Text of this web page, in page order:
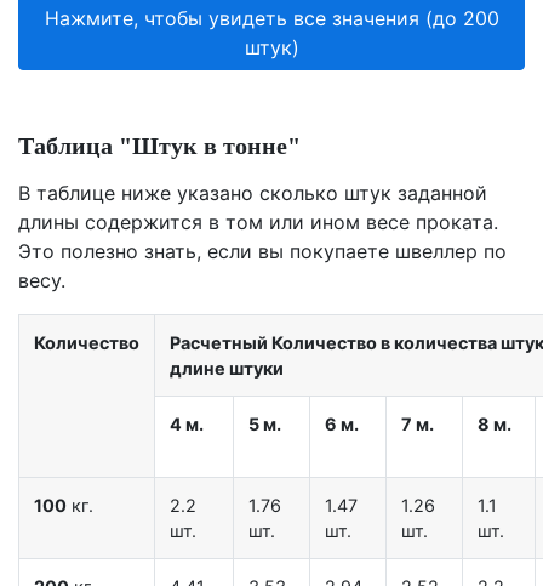
Нажмите, чтобы увидеть все значения (до 200
штук)
Таблица "Штук в тонне"
В таблице ниже указано сколько штук заданной
длины содержится в том или ином весе проката.
Это полезно знать, если вы покупаете швеллер по
весу.
Количество
Расчетный Количество в количества
длине штуки
4 м. 5 м. 6 м. 7 м. 8 м.
100 кг.
2.2
шт.
1.76
шт.
1.47
шт.
1.26
шт.
1.1
шт.